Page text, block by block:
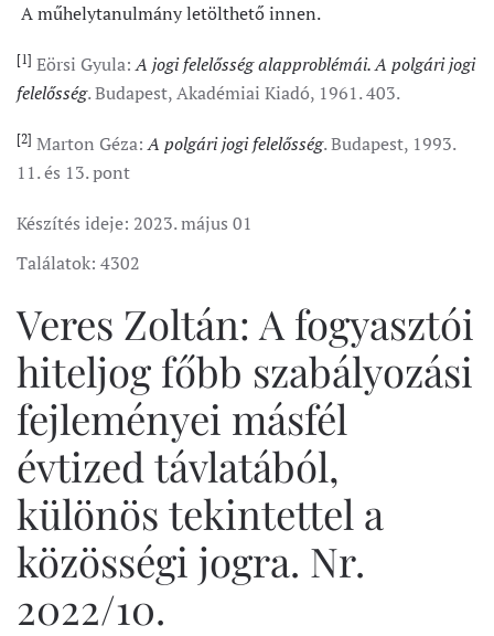
A műhelytanulmány letölthető innen.
[1] Eörsi Gyula:A jogi felelősség alapproblémái. A polgári jogi
felelősség. Budapest, Akadémiai Kiadó, 1961. 403.
[2] Marton Géza:A polgári jogi felelősség. Budapest, 1993.
11. és 13. pont
Készítés ideje: 2023. május 01
Találatok: 4302
Veres Zoltán: A fogyasztói
hiteljog főbb szabályozási
fejleményei másfél
évtized távlatából,
különös tekintettel a
közösségi jogra. Nr.
2022/10.